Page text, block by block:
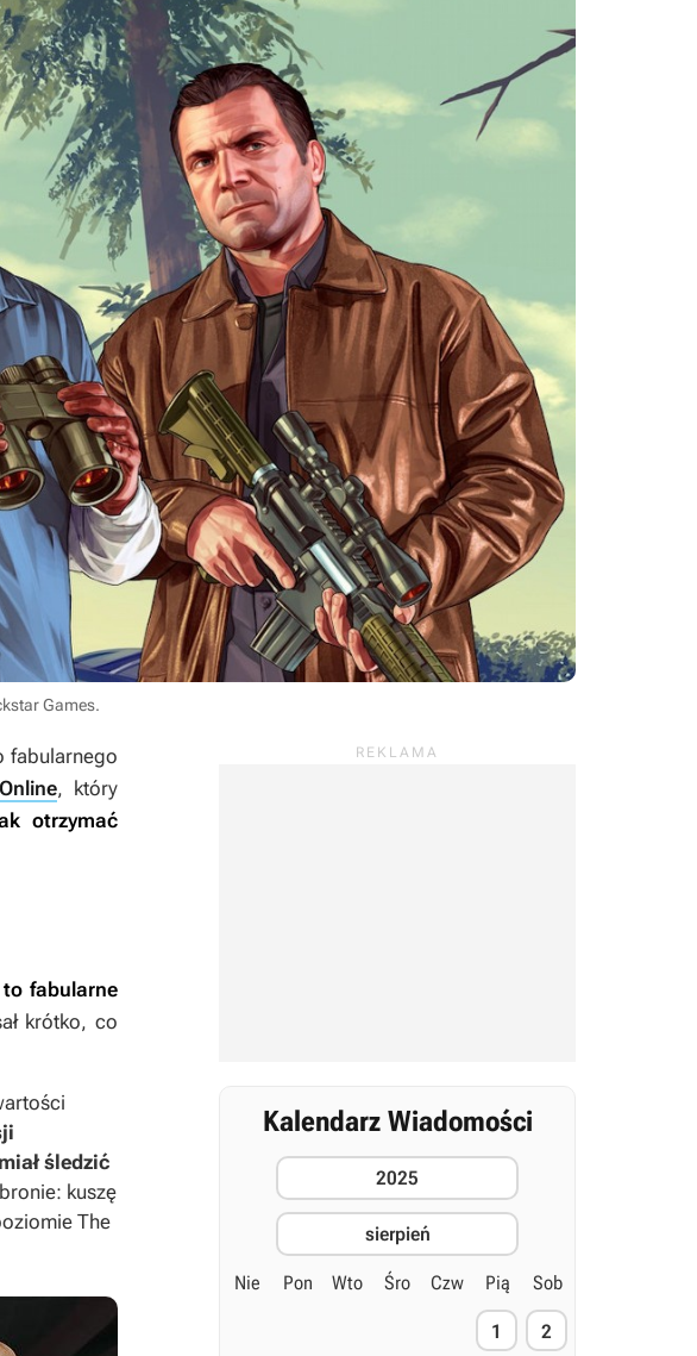
Games.
fabularnego
Online, który
otrzymać
to fabularne
krótko, co
śledzić
kuszę
The
Kalendarz Wiadomości
2025
sierpień
Nie Pon Wto Śro Czw Pią Sob
1 2